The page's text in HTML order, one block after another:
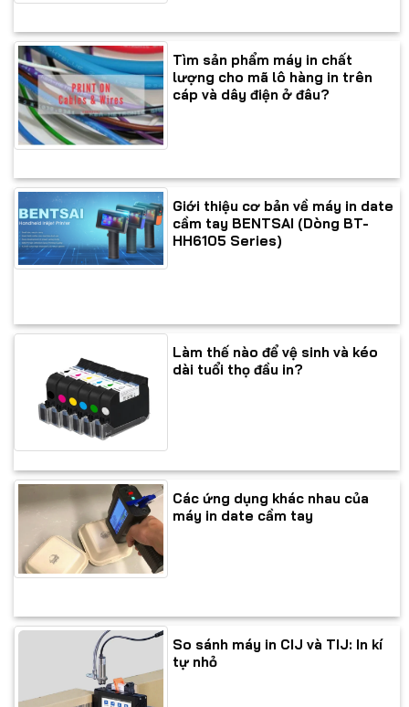
Tìm sản phẩm máy in chất
lượng cho mã lô hàng in trên
cáp và dây điện ở đâu?
Giới thiệu cơ bản về máy in date
cầm tay BENTSAI (Dòng BT-
HH6105 Series)
Làm thế nào để vệ sinh và kéo
dài tuổi thọ đầu in?
Các ứng dụng khác nhau của
máy in date cầm tay
So sánh máy in CIJ và TIJ: In kí
tự nhỏ